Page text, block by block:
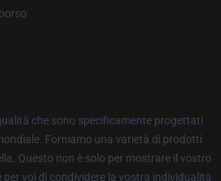
che sono specificamente progettati
Forniamo una varietà di prodotti
Questo non è solo per mostrare il vostro
per voi di condividere la vostra individualità